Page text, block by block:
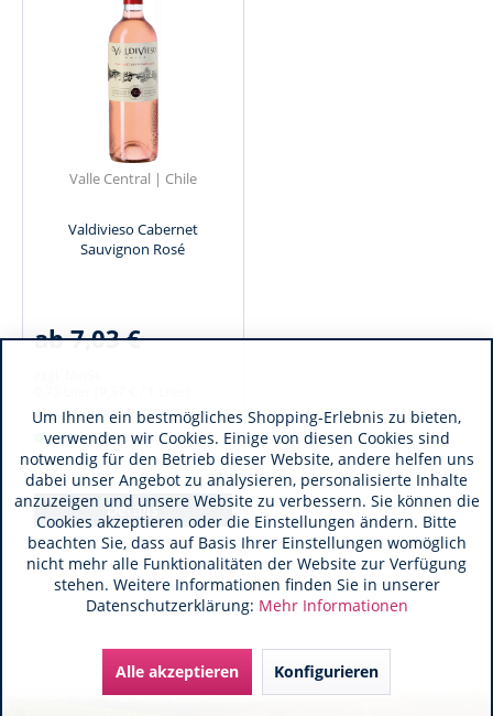
Valle Central | Chile
Valdivieso Cabernet
Sauvignon Rosé
ab 7,03 €
Art.-Nr.:9281
Verfügbar
Details
Um Ihnen ein bestmögliches Shopping-Erlebnis zu bieten,
verwenden wir Cookies. Einige von diesen Cookies sind
notwendig für den Betrieb dieser Website, andere helfen uns
dabei unser Angebot zu analysieren, personalisierte Inhalte
anzuzeigen und unsere Website zu verbessern. Sie können die
Cookies akzeptieren oder die Einstellungen ändern. Bitte
beachten Sie, dass auf Basis Ihrer Einstellungen womöglich
nicht mehr alle Funktionalitäten der Website zur Verfügung
stehen. Weitere Informationen finden Sie in unserer
Datenschutzerklärung: Mehr Informationen
Alle akzeptieren Konfigurieren